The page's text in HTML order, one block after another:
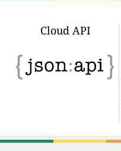
Cloud API